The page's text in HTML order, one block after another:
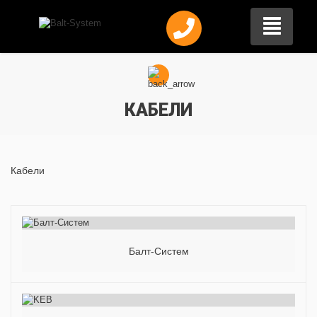
КАБЕЛИ
Кабели
Балт-Систем